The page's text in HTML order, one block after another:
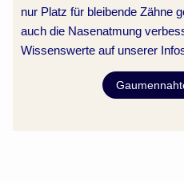
nur Platz für bleibende Zähne
auch die Nasenatmung
Wissenswerte auf unserer